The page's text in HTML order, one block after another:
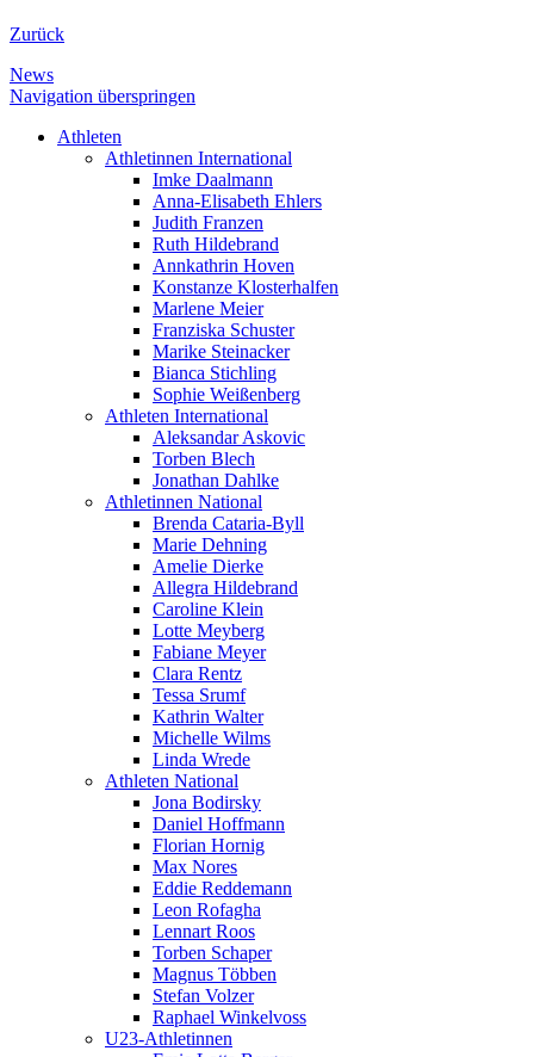
Zurück
News
Navigation überspringen
Athleten
Athletinnen International
Imke Daalmann
Anna-Elisabeth Ehlers
Judith Franzen
Ruth Hildebrand
Annkathrin Hoven
Konstanze Klosterhalfen
Marlene Meier
Franziska Schuster
Marike Steinacker
Bianca Stichling
Sophie Weißenberg
Athleten International
Aleksandar Askovic
Torben Blech
Jonathan Dahlke
Athletinnen National
Brenda Cataria-Byll
Marie Dehning
Amelie Dierke
Allegra Hildebrand
Caroline Klein
Lotte Meyberg
Fabiane Meyer
Clara Rentz
Tessa Srumf
Kathrin Walter
Michelle Wilms
Linda Wrede
Athleten National
Jona Bodirsky
Daniel Hoffmann
Florian Hornig
Max Nores
Eddie Reddemann
Leon Rofagha
Lennart Roos
Torben Schaper
Magnus Többen
Stefan Volzer
Raphael Winkelvoss
U23-Athletinnen